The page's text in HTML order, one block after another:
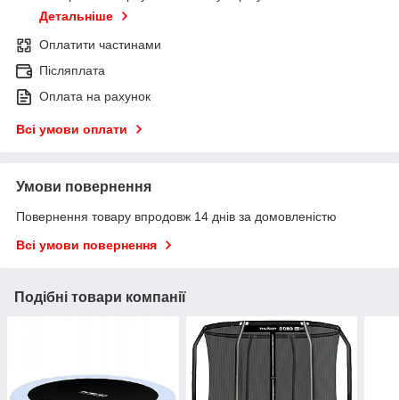
Детальніше
Оплатити частинами
Післяплата
Оплата на рахунок
Всі умови оплати
Умови повернення
Повернення товару впродовж 14 днів за домовленістю
Всі умови повернення
Подібні товари компанії